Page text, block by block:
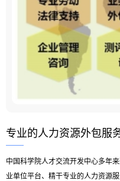
专业的人力资源外包服
中国科学院人才交流开发中心多年
业单位平台、精干专业的人力资源